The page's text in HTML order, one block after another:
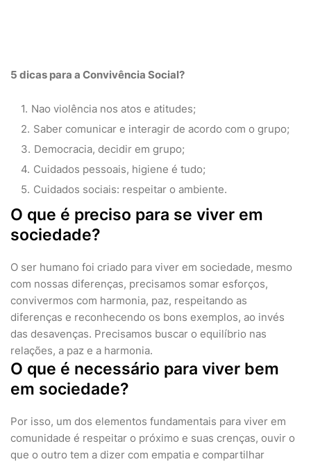
5 dicas para a Convivência Social?
Nao violência nos atos e atitudes;
Saber comunicar e interagir de acordo com o grupo;
Democracia, decidir em grupo;
Cuidados pessoais, higiene é tudo;
Cuidados sociais: respeitar o ambiente.
O que é preciso para se viver em
sociedade?
O ser humano foi criado para viver em sociedade, mesmo
com nossas diferenças, precisamos somar esforços,
convivermos com harmonia, paz, respeitando as
diferenças e reconhecendo os bons exemplos, ao invés
das desavenças. Precisamos buscar o equilíbrio nas
relações, a paz e a harmonia.
O que é necessário para viver bem
em sociedade?
Por isso, um dos elementos fundamentais para viver em
comunidade é respeitar o próximo e suas crenças, ouvir o
que o outro tem a dizer com empatia e compartilhar